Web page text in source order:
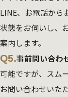
LINE、お電話から
状態をお伺いし、
案内します。
Q5.事前問い合わ
可能ですが、スム
お問い合わせいた